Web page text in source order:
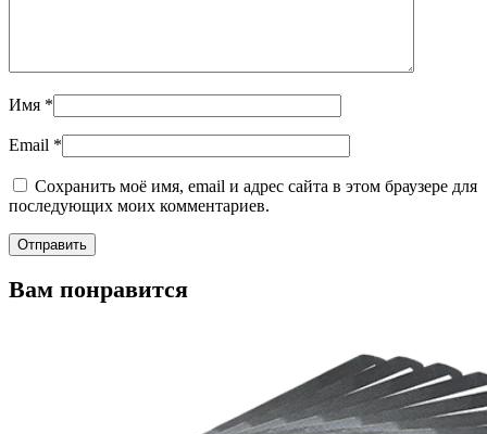
Имя *
Email *
Сохранить моё имя, email и адрес сайта в этом браузере для
последующих моих комментариев.
Вам понравится